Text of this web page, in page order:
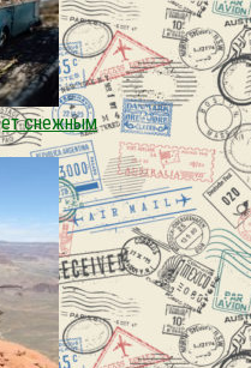
снежным